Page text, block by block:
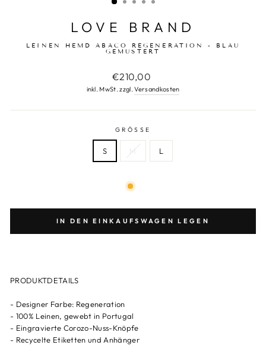
LOVE BRAND
LEINEN HEMD ABACO REGENERATION - BLAU
GEMUSTERT
Normaler
Preis
€210,00
inkl. MwSt. zzgl.Versandkosten
GRÖSSE
S M L
IN DEN EINKAUFSWAGEN LEGEN
PRODUKTDETAILS
- Designer Farbe: Regeneration
- 100% Leinen, gewebt in Portugal
- Eingravierte Corozo-Nuss-Knöpfe
- Recycelte Etiketten und Anhänger